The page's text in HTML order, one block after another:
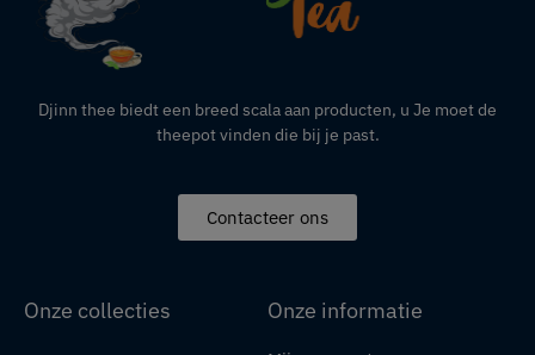
Djinn thee biedt een breed scala aan producten, u Je moet de
theepot vinden die bij je past.
Contacteer ons
Onze collecties Onze informatie